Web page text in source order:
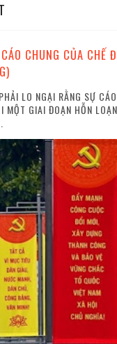
CHUNG CỦA CHẾ
LO NGẠI RẰNG SỰ
MỘT GIAI ĐOẠN HỖN